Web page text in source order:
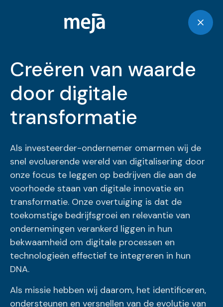
Creëren van waarde
door digitale
transformatie
Als investeerder-ondernemer omarmen wij de
snel evoluerende wereld van digitalisering door
onze focus te leggen op bedrijven die aan de
voorhoede staan van digitale innovatie en
transformatie. Onze overtuiging is dat de
toekomstige bedrijfsgroei en relevantie van
ondernemingen verankerd liggen in hun
bekwaamheid om digitale processen en
technologieën effectief te integreren in hun
DNA.
Als missie hebben wij daarom, het identificeren,
ondersteunen en versnellen van de evolutie van